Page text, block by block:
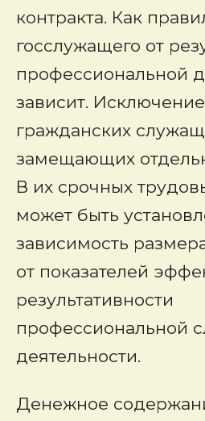
контракта. Как
госслужащего от
профессиональной
зависит.
гражданских
замещающих
В их срочных
может быть
зависимость
от показателей
результативности
профессиональной
деятельности.
Денежное